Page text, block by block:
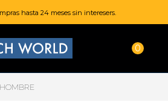
hasta 24 meses sin interesers.
0
HOMBRE